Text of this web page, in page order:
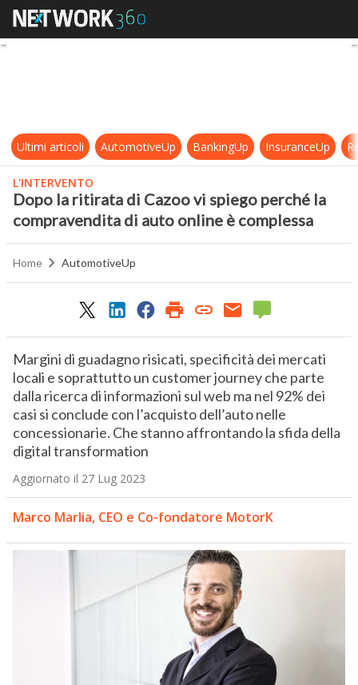
Dopo la ritirata di Cazoo vi spiego
Ultimi articoli AutomotiveUp BankingUp InsuranceUp
L'INTERVENTO
Dopo la ritirata di Cazoo vi spiego perché la
compravendita di auto online è complessa
Home AutomotiveUp
Margini di guadagno risicati, specificità dei mercati
locali e soprattutto un customer journey che parte
dalla ricerca di informazioni sul web ma nel 92% dei
casi si conclude con l’acquisto dell’auto nelle
concessionarie. Che stanno affrontando la sfida della
digital transformation
Aggiornato il 27 Lug 2023
Marco Marlia, CEO e Co-fondatore MotorK